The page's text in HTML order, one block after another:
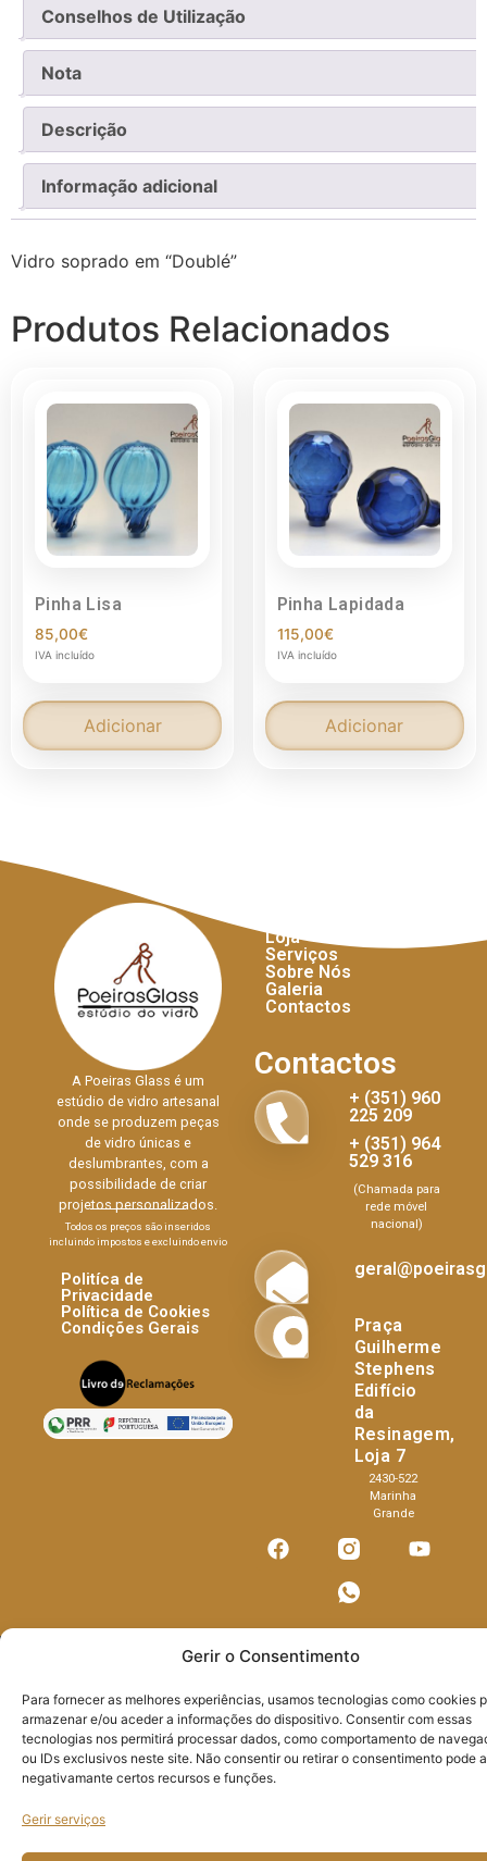
Gerir o Consentimento
Para fornecer as melhores experiências, usamos tecnologias como cookies
armazenar e/ou aceder a informações do dispositivo. Consentir com essas
tecnologias nos permitirá processar dados, como comportamento de
ou IDs exclusivos neste site. Não consentir ou retirar o consentimento pode
negativamante certos recursos e funções.
Gerir serviços
Conselhos de Utilização
Nota
Descrição
Informação adicional
Vidro soprado em “Doublé”
Produtos Relacionados
Pinha Lisa
85,00€
IVA incluído
Adicionar
Pinha Lapidada
115,00€
IVA incluído
Adicionar
A Poeiras Glass é um
estúdio de vidro artesanal
onde se produzem peças
de vidro únicas e
deslumbrantes, com a
possibilidade de criar
projetos personalizados.
Todos os preços são inseridos
incluindo impostos e excluindo envio
Politíca de
Privacidade
Política de Cookies
Condições Gerais
Loja
Serviços
Sobre Nós
Galeria
Contactos
Contactos
+ (351) 960
225 209
+ (351) 964
529 316
(Chamada para
rede móvel
nacional)
Praça
Guilherme
Stephens
Edifício
da
Resinagem,
Loja 7
2430-522
Marinha
Grande
Projeto Acelerar 2030, desenvolvido pela Condensado Numérico